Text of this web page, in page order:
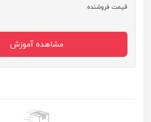
قیمت فروشنده
مشاهده آموزش